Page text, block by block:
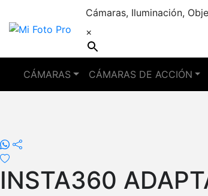
Cámaras, Iluminación,
×
CÁMARAS CÁMARAS DE ACCIÓN
INSTA360